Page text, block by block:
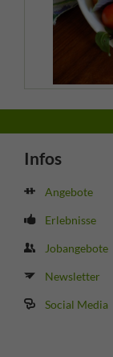
Infos
Angebote
Erlebnisse
Jobangebote
Newsletter
Social Media